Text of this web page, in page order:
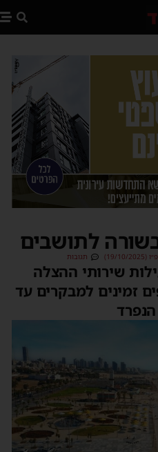
לתושבים
תגובות
שירותי ההצלה
זמינים למבקרים עד